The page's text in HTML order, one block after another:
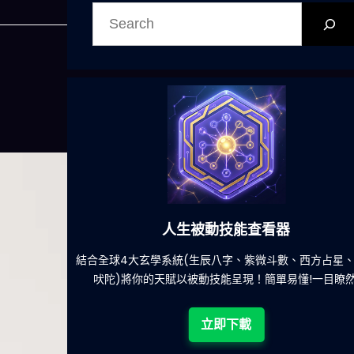
人生被動技能查看器
結合全球4大玄學系統(生辰八字、紫微斗數、西方占星
吠陀)將你的天賦以被動技能呈現！簡單易懂!一目瞭
立即下載